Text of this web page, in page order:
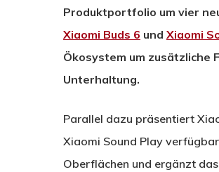
Drücken Sie Enter zum
Produktportfolio um vier
Xiaomi Buds 6 und Xiaomi
Ökosystem um zusätzliche
Unterhaltung.
Parallel dazu präsentiert
Xiaomi Sound Play
Oberflächen und ergänzt